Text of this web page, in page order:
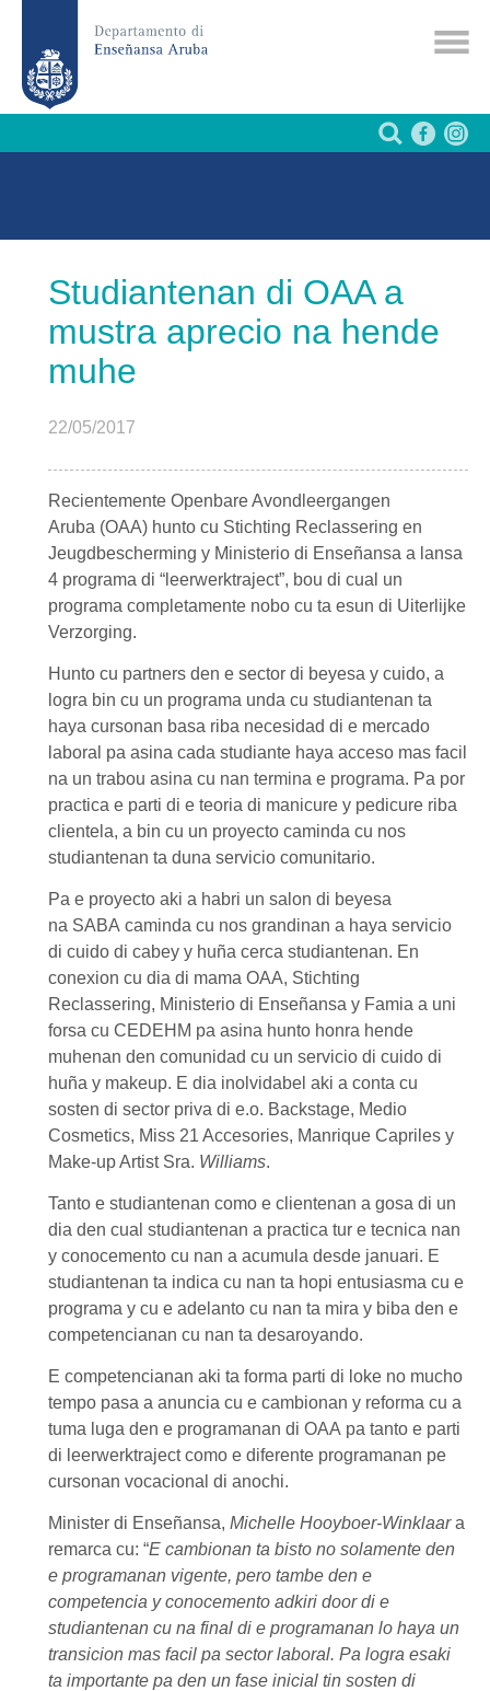
Studiantenan di OAA a
mustra aprecio na hende
muhe
22/05/2017
Recientemente Openbare Avondleergangen
Aruba (OAA) hunto cu Stichting Reclassering en
Jeugdbescherming y Ministerio di Enseñansa a lansa
4 programa di “leerwerktraject”, bou di cual un
programa completamente nobo cu ta esun di Uiterlijke
Verzorging.
Hunto cu partners den e sector di beyesa y cuido, a
logra bin cu un programa unda cu studiantenan ta
haya cursonan basa riba necesidad di e mercado
laboral pa asina cada studiante haya acceso mas facil
na un trabou asina cu nan termina e programa. Pa por
practica e parti di e teoria di manicure y pedicure riba
clientela, a bin cu un proyecto caminda cu nos
studiantenan ta duna servicio comunitario.
Pa e proyecto aki a habri un salon di beyesa
na SABA caminda cu nos grandinan a haya servicio
di cuido di cabey y huña cerca studiantenan. En
conexion cu dia di mama OAA, Stichting
Reclassering, Ministerio di Enseñansa y Famia a uni
forsa cu CEDEHM pa asina hunto honra hende
muhenan den comunidad cu un servicio di cuido di
huña y makeup. E dia inolvidabel aki a conta cu
sosten di sector priva di e.o. Backstage, Medio
Cosmetics, Miss 21 Accesories, Manrique Capriles y
Make-up Artist Sra. Williams.
Tanto e studiantenan como e clientenan a gosa di un
dia den cual studiantenan a practica tur e tecnica nan
y conocemento cu nan a acumula desde januari. E
studiantenan ta indica cu nan ta hopi entusiasma cu e
programa y cu e adelanto cu nan ta mira y biba den e
competencianan cu nan ta desaroyando.
E competencianan aki ta forma parti di loke no mucho
tempo pasa a anuncia cu e cambionan y reforma cu a
tuma luga den e programanan di OAA pa tanto e parti
di leerwerktraject como e diferente programanan pe
cursonan vocacional di anochi.
Minister di Enseñansa, Michelle Hooyboer-Winklaara
remarca cu: “E cambionan ta bisto no solamente den
e programanan vigente, pero tambe den e
competencia y conocemento adkiri door di e
studiantenan cu na final di e programanan lo haya un
transicion mas facil pa sector laboral. Pa logra esaki
ta importante pa den un fase inicial tin sosten di